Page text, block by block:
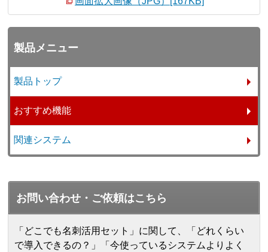
製品メニュー
製品トップ
おすすめ機能
関連システム
お問い合わせ・ご依頼はこちら
「どこでも名刺活用セット」に関して、「どれくらい
で導入できるの？」「今使っているシステムよりよく